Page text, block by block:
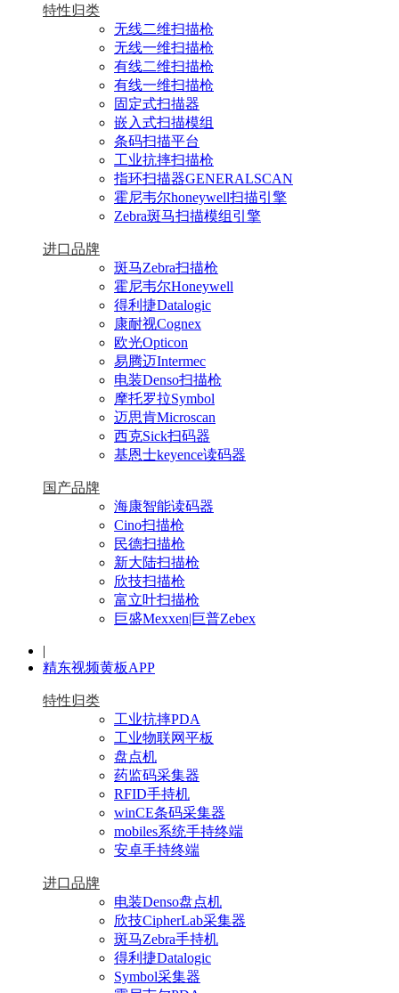
特性归类
无线二维扫描枪
无线一维扫描枪
有线二维扫描枪
有线一维扫描枪
固定式扫描器
嵌入式扫描模组
条码扫描平台
工业抗摔扫描枪
指环扫描器GENERALSCAN
霍尼韦尔honeywell扫描引擎
Zebra斑马扫描模组引擎
进口品牌
斑马Zebra扫描枪
霍尼韦尔Honeywell
得利捷Datalogic
康耐视Cognex
欧光Opticon
易腾迈Intermec
电装Denso扫描枪
摩托罗拉Symbol
迈思肯Microscan
西克Sick扫码器
基恩士keyence读码器
国产品牌
海康智能读码器
Cino扫描枪
民德扫描枪
新大陆扫描枪
欣技扫描枪
富立叶扫描枪
巨盛Mexxen|巨普Zebex
|
精东视频黄板APP
特性归类
工业抗摔PDA
工业物联网平板
盘点机
药监码采集器
RFID手持机
winCE条码采集器
mobiles系统手持终端
安卓手持终端
进口品牌
电装Denso盘点机
欣技CipherLab采集器
斑马Zebra手持机
得利捷Datalogic
Symbol采集器